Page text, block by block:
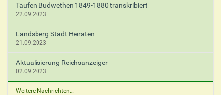
Taufen Budwethen 1849-1880 transkribiert
22.09.2023
Landsberg Stadt Heiraten
21.09.2023
Aktualisierung Reichsanzeiger
02.09.2023
Weitere Nachrichten…